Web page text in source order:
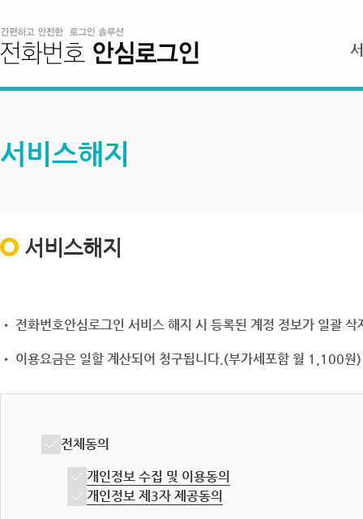
서비스해지
서비스해지
• 전화번호안심로그인 서비스 해지 시 등록된 계정 정보가 일괄
• 이용요금은 일할 계산되어 청구됩니다.(부가세포함 월 1,100원)
전체동의
개인정보 수집 및 이용동의
개인정보 제3자 제공동의